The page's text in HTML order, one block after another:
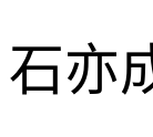
石亦